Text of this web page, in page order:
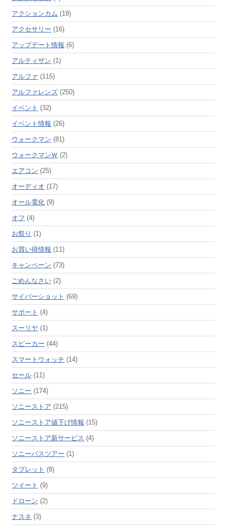
アクションカム (19)
アクセサリー (16)
アップデート情報 (6)
アルティザン (1)
アルファ (115)
アルファレンズ (250)
イベント (32)
イベント情報 (26)
ウォークマン (81)
ウォークマンＷ (2)
エアコン (25)
オーディオ (17)
オール電化 (9)
オフ (4)
お祭り (1)
お買い得情報 (11)
キャンペーン (73)
ごめんなさい (2)
サイバーショット (69)
サポート (4)
スーリヤ (1)
スピーカー (44)
スマートウォッチ (14)
セール (11)
ソニー (174)
ソニーストア (215)
ソニーストア値下げ情報 (15)
ソニーストア新サービス (4)
ソニーバスツアー (1)
タブレット (8)
ツイート (9)
ドローン (2)
ナスネ (3)